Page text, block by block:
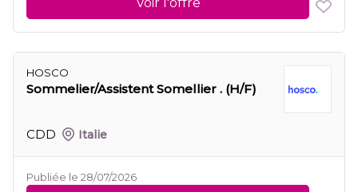
HOSCO
Sommelier/Assistent Somellier . (H/F)
CDD Italie
Publiée le 28/07/2026